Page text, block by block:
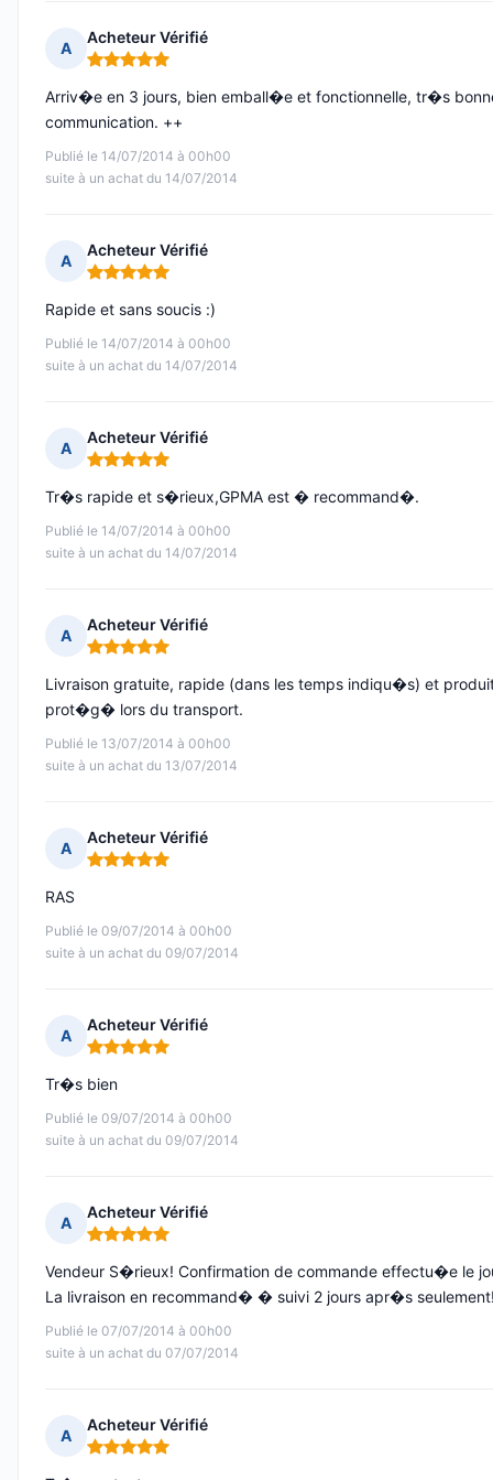
A
Acheteur Vérifié
Note : 5 sur 5
Publié le 14/07/2014 à 00h00
suite à un achat du 14/07/2014
Arriv�e en 3 jours, bien emball�e et fonctionnelle, tr�s
communication. ++
A
Acheteur Vérifié
Note : 5 sur 5
Publié le 14/07/2014 à 00h00
suite à un achat du 14/07/2014
Rapide et sans soucis :)
A
Acheteur Vérifié
Note : 5 sur 5
Publié le 14/07/2014 à 00h00
suite à un achat du 14/07/2014
Tr�s rapide et s�rieux,GPMA est � recommand�.
A
Acheteur Vérifié
Note : 5 sur 5
Publié le 13/07/2014 à 00h00
suite à un achat du 13/07/2014
Livraison gratuite, rapide (dans les temps indiqu�s) et
prot�g� lors du transport.
A
Acheteur Vérifié
Note : 5 sur 5
Publié le 09/07/2014 à 00h00
suite à un achat du 09/07/2014
RAS
A
Acheteur Vérifié
Note : 5 sur 5
Publié le 09/07/2014 à 00h00
suite à un achat du 09/07/2014
Tr�s bien
A
Acheteur Vérifié
Note : 5 sur 5
Publié le 07/07/2014 à 00h00
suite à un achat du 07/07/2014
Vendeur S�rieux! Confirmation de commande effectu�e le
La livraison en recommand� � suivi 2 jours apr�s
A
Acheteur Vérifié
Note : 5 sur 5